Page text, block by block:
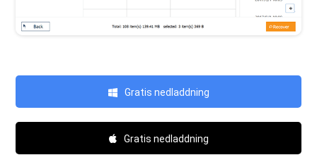
Gratis nedladdning
Gratis nedladdning